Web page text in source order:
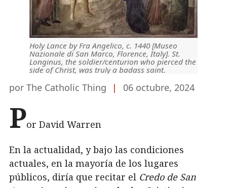
Holy Lance by Fra Angelico, c. 1440 [Museo
Nazionale di San Marco, Florence, Italy]. St.
Longinus, the soldier/centurion who pierced the
side of Christ, was truly a badass saint.
por The Catholic Thing | 06 octubre, 2024
Por David Warren
En la actualidad, y bajo las condiciones
actuales, en la mayoría de los lugares
públicos, diría que recitar el Credo de San